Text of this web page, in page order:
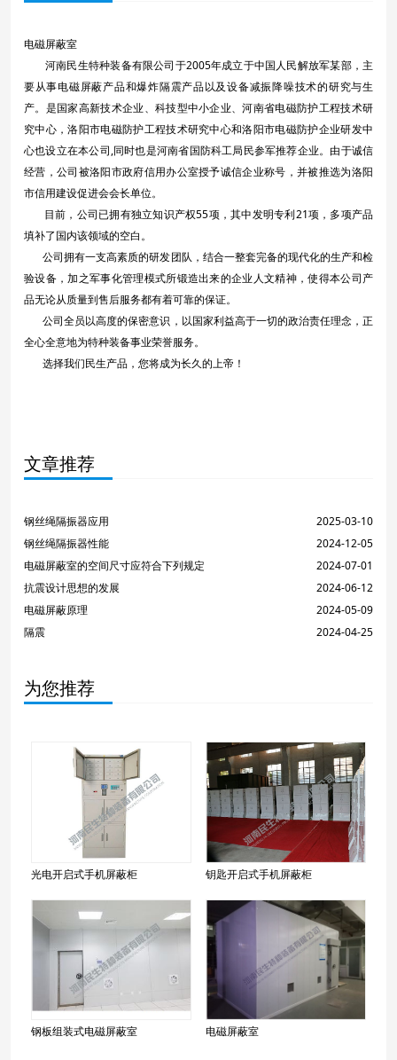
电磁屏蔽室
河南民生特种装备有限公司于2005年成立于中国人民解放军某部，主
要从事电磁屏蔽产品和爆炸隔震产品以及设备减振降噪技术的研究与生
产。是国家高新技术企业、科技型中小企业、河南省电磁防护工程技术研
究中心，洛阳市电磁防护工程技术研究中心和洛阳市电磁防护企业研发中
心也设立在本公司,同时也是河南省国防科工局民参军推荐企业。由于诚信
经营，公司被洛阳市政府信用办公室授予诚信企业称号，并被推选为洛阳
市信用建设促进会会长单位。
目前，公司已拥有独立知识产权55项，其中发明专利21项，多项产品
填补了国内该领域的空白。
公司拥有一支高素质的研发团队，结合一整套完备的现代化的生产和检
验设备，加之军事化管理模式所锻造出来的企业人文精神，使得本公司产
品无论从质量到售后服务都有着可靠的保证。
公司全员以高度的保密意识，以国家利益高于一切的政治责任理念，正
全心全意地为特种装备事业荣誉服务。
选择我们民生产品，您将成为长久的上帝！
文章推荐
钢丝绳隔振器应用
2025-03-10
钢丝绳隔振器性能
2024-12-05
电磁屏蔽室的空间尺寸应符合下列规定
2024-07-01
抗震设计思想的发展
2024-06-12
电磁屏蔽原理
2024-05-09
隔震
2024-04-25
为您推荐
光电开启式手机屏蔽柜 钥匙开启式手机屏蔽柜
钢板组装式电磁屏蔽室 电磁屏蔽室